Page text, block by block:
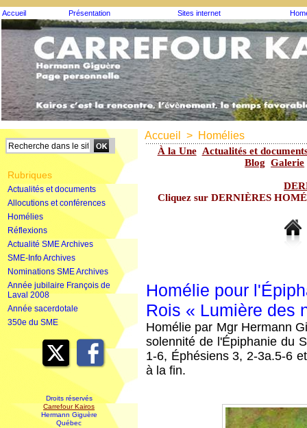
Accueil Présentation Sites internet
Rubriques
Actualités et documents
Allocutions et conférences
Homélies
Réflexions
Actualité SME Archives
SME-Info Archives
Nominations SME Archives
Année jubilaire François de
Laval 2008
Année sacerdotale
350e du SME
Droits réservés
Carrefour Kairos
Hermann Giguère
Québec
Accueil > Homélies
À la Une Actualités et
Blog Galerie
Cliquez sur DERNIÈRES
Homélie pour
Rois « Lumière des
Homélie par Mgr Hermann
solennité de l'Épiphanie du
1-6, Éphésiens 3, 2-3a.5-6
à la fin.